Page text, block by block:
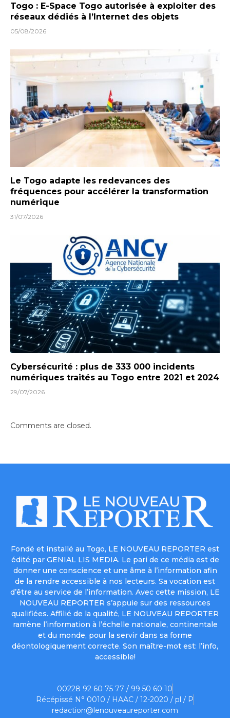
Togo : E-Space Togo autorisée à exploiter des
réseaux dédiés à l’Internet des objets
05/08/2026
Le Togo adapte les redevances des
fréquences pour accélérer la transformation
numérique
31/07/2026
Cybersécurité : plus de 333 000 incidents
numériques traités au Togo entre 2021 et 2024
29/07/2026
Comments are closed.
Fondé et installé au Togo, LE NOUVEAU REPORTER est
édité par GENIAL LIS MEDIA. Le pari de ce média est de
donner une conscience et une âme à l’information afin
de la rendre accessible à nos lecteurs. Sa vocation est
d’être au service de l’information. Avec cette mission, LE
NOUVEAU REPORTER s’appuie sur des ressources
qualifiées. Affilié de la qualité, LE NOUVEAU REPORTER
ramène l’information à l’échelle nationale, continentale
et du monde, pour la servir dans sa forme
déontologiquement correcte. Son maître-mot est: l’info,
accessible!
00228 92 60 75 77 / 99 50 60 10
Récépissé N° 0010 / HAAC / 12-2020 / pl / P
redaction@lenouveaureporter.com